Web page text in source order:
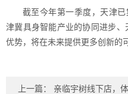
截至今年第一季度，天津
津冀具身智能产业的协同进步
优势，将在未来提供更多创新的
上一篇： 亲临宇树线下店，